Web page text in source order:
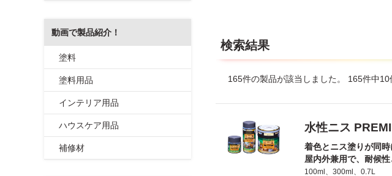
検索結果
165件の製品が該当しました。 165件中10
水性ニス
着色とニス塗りが同
屋内外兼用で、耐候
100ml、300ml、0.7L
動画で製品紹介！
塗料
塗料用品
インテリア用品
ハウスケア用品
補修材